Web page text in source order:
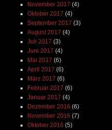
November 2017 (4)
Oktober 2017 (4)
September 2017 (3)
August 2017 (4)
Juli 2017 (3)
Juni 2017 (4)
Mai 2017 (6)
April 2017 (6)
März 2017 (6)
Februar 2017 (6)
Januar 2017 (4)
Dezember 2016 (6)
November 2016 (7)
Oktober 2016 (5)